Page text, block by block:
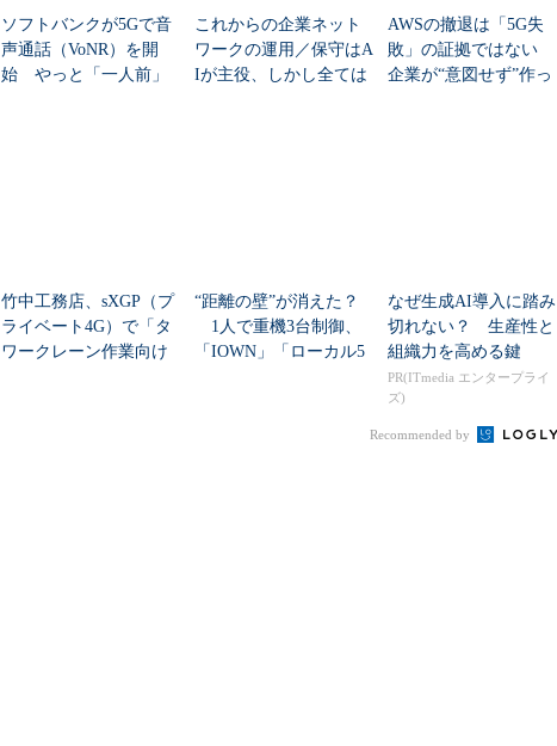
ソフトバンクが5Gで音
声通話（VoNR）を開
始 やっと「一人前」
これからの企業ネット
ワークの運用／保守はA
Iが主役、しかし全ては
AWSの撤退は「5G失
敗」の証拠ではない
企業が“意図せず”作っ
竹中工務店、sXGP（プ
ライベート4G）で「タ
ワークレーン作業向け
“距離の壁”が消えた？
1人で重機3台制御、
「IOWN」「ローカル5
なぜ生成AI導入に踏み
切れない？ 生産性と
組織力を高める鍵
PR(ITmedia エンタープライ
ズ)
Recommended by